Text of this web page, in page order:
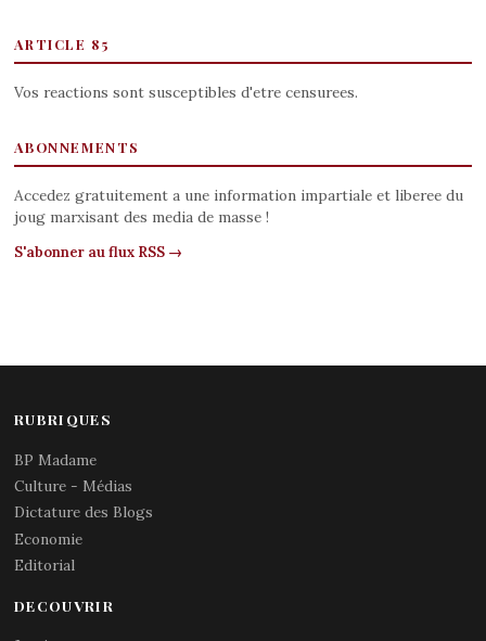
ARTICLE 85
Vos reactions sont susceptibles d'etre censurees.
ABONNEMENTS
Accedez gratuitement a une information impartiale et liberee du
joug marxisant des media de masse !
S'abonner au flux RSS →
RUBRIQUES
BP Madame
Culture - Médias
Dictature des Blogs
Economie
Editorial
DECOUVRIR